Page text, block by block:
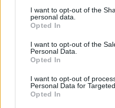
not limited to your visit or
grant or deny consent to
use your data for below
consent section.
I want to opt-out of the
personal data.
Opted In
I want to opt-out of the
Personal Data.
Opted In
I want to opt-out of
Personal Data for
Opted In
három